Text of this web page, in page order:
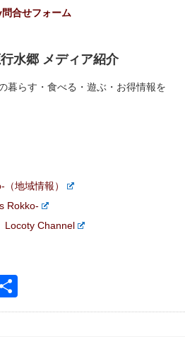
合せフォーム
水郷 メディア紹介
暮らす・食べる・遊ぶ・お得情報を
地域情報）
Rokko-
Channel
Line
有